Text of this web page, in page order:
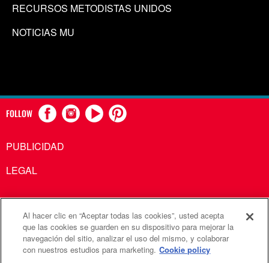
RECURSOS METODISTAS UNIDOS
NOTICIAS MU
FOLLOW
PUBLICIDAD
LEGAL
Comunicaciones Metodistas Unidas es una agencia de la
Iglesia Metodista Unida
©2026Comunicaciones Metodistas Unidas. Reservados
Al hacer clic en “Aceptar todas las cookies”, usted acepta
que las cookies se guarden en su dispositivo para mejorar la
navegación del sitio, analizar el uso del mismo, y colaborar
con nuestros estudios para marketing. Cookie policy